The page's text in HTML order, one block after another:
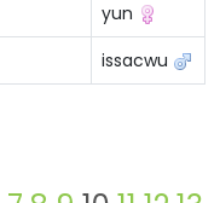
yun
issacwu